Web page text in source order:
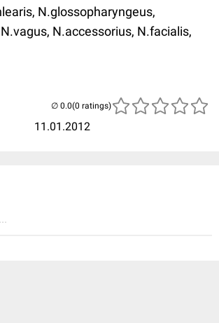
N.glossopharyngeus,
N.accessorius, N.facialis,
11.01.2012
(0 ratings)